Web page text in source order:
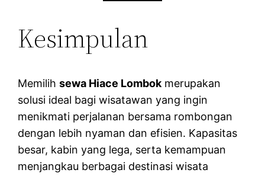
Kesimpulan
Memilihsewa Hiace Lombok merupakan
solusi ideal bagi wisatawan yang ingin
menikmati perjalanan bersama rombongan
dengan lebih nyaman dan efisien. Kapasitas
besar, kabin yang lega, serta kemampuan
menjangkau berbagai destinasi wisata